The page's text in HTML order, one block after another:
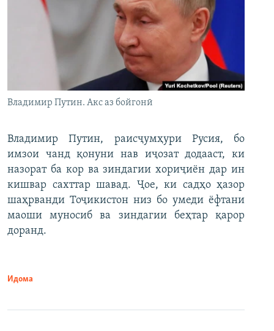
Владимир Путин. Акс аз бойгонӣ
Владимир Путин, раисҷумҳури Русия, бо
имзои чанд қонуни нав иҷозат додааст, ки
назорат ба кор ва зиндагии хориҷиён дар ин
кишвар сахттар шавад. Ҷое, ки садҳо ҳазор
шаҳрванди Тоҷикистон низ бо умеди ёфтани
маоши муносиб ва зиндагии беҳтар қарор
доранд.
Идома